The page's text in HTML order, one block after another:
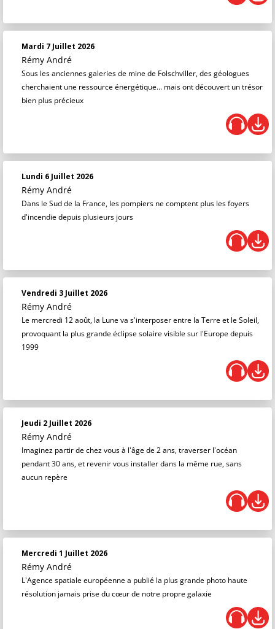
Mardi 7 Juillet 2026
Rémy André
Sous les anciennes galeries de mine de Folschviller, des géologues
cherchaient une ressource énergétique... mais ont découvert un trésor
bien plus précieux
Lundi 6 Juillet 2026
Rémy André
Dans le Sud de la France, les pompiers ne comptent plus les foyers
d'incendie depuis plusieurs jours
Vendredi 3 Juillet 2026
Rémy André
Le mercredi 12 août, la Lune va s'interposer entre la Terre et le Soleil,
provoquant la plus grande éclipse solaire visible sur l'Europe depuis
1999
Jeudi 2 Juillet 2026
Rémy André
Imaginez partir de chez vous à l'âge de 2 ans, traverser l'océan
pendant 30 ans, et revenir vous installer dans la même rue, sans
aucun repère
Mercredi 1 Juillet 2026
Rémy André
L'Agence spatiale européenne a publié la plus grande photo haute
résolution jamais prise du cœur de notre propre galaxie